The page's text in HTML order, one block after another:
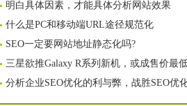
明白具体因素，才能具体分析网站效果
什么是PC和移动端URL途径规范化
SEO一定要网站地址静态化吗?
三星欲推Galaxy R系列新机，或成售价最
分析企业SEO优化的利与弊，战胜SEO优